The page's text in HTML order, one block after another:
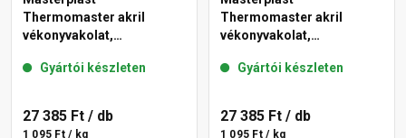
Thermomaster akril
vékonyvakolat,
13-C 25 kg
Gyártói készleten
27 385 Ft / db
1 095 Ft / kg
Thermomaster akril
vékonyvakolat,
49-E 25 kg
Gyártói készleten
27 385 Ft / db
1 095 Ft / kg